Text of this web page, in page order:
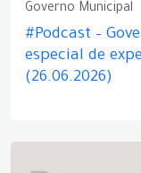
Governo Municipal
#Podcast –
especial de
(26.06.2026)